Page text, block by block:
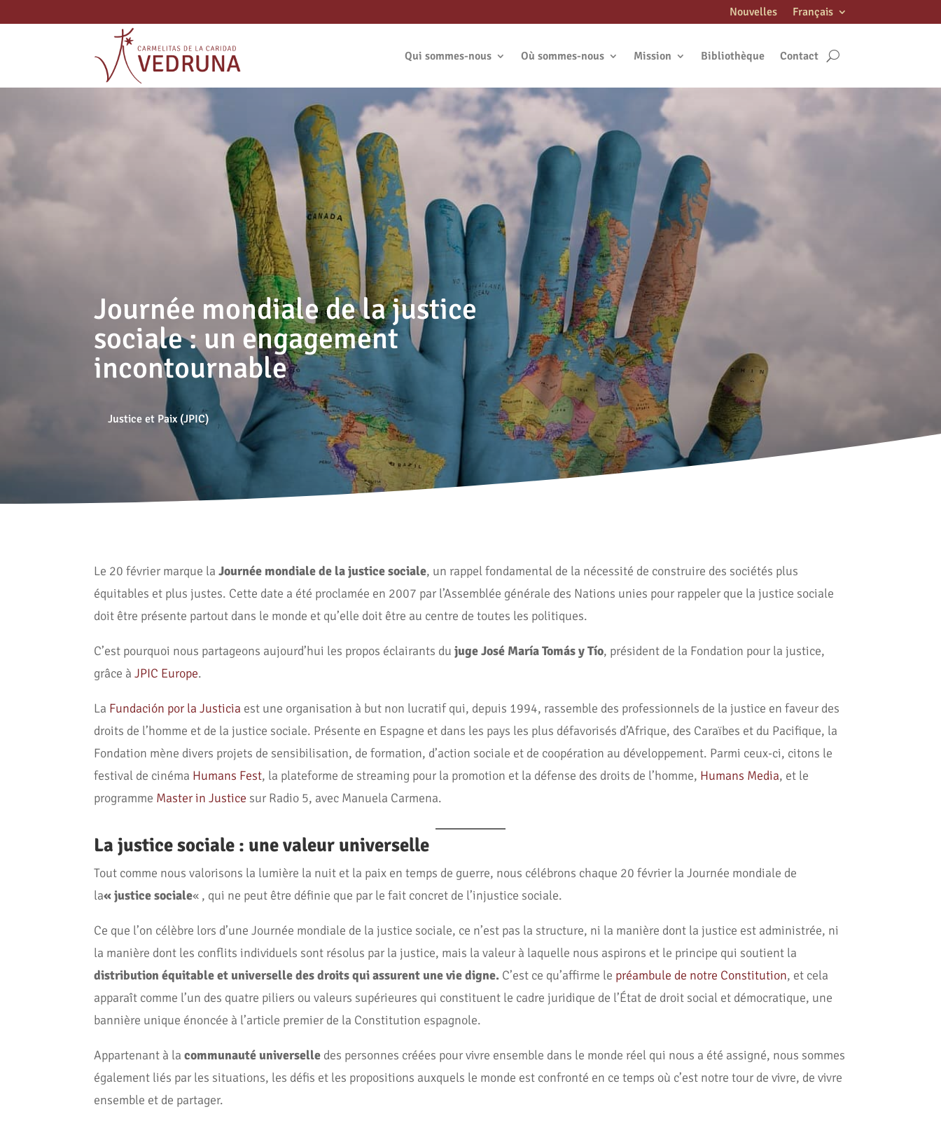
Nouvelles Français
Qui sommes-nous Où sommes-nous Mission Bibliothèque Contact
Journée mondiale de la justice
sociale : un engagement
incontournable
Justice et Paix (JPIC)
Le 20 février marque laJournée mondiale de la justice sociale, un rappel fondamental de la nécessité de construire des sociétés plus
équitables et plus justes. Cette date a été proclamée en 2007 par l’Assemblée générale des Nations unies pour rappeler que la justice sociale
doit être présente partout dans le monde et qu’elle doit être au centre de toutes les politiques.
C’est pourquoi nous partageons aujourd’hui les propos éclairants dujuge José María Tomás y Tío, président de la Fondation pour la justice,
grâce àJPIC Europe.
La Fundación por la Justicia est une organisation à but non lucratif qui, depuis 1994, rassemble des professionnels de la justice en faveur des
droits de l’homme et de la justice sociale. Présente en Espagne et dans les pays les plus défavorisés d’Afrique, des Caraïbes et du Pacifique, la
Fondation mène divers projets de sensibilisation, de formation, d’action sociale et de coopération au développement. Parmi ceux-ci, citons le
festival de cinéma Humans Fest, la plateforme de streaming pour la promotion et la défense des droits de l’homme, Humans Media, et le
programme Master in Justice sur Radio 5, avec Manuela Carmena.
La justice sociale : une valeur universelle
Tout comme nous valorisons la lumière la nuit et la paix en temps de guerre, nous célébrons chaque 20 février la Journée mondiale de
la« justice sociale« , qui ne peut être définie que par le fait concret de l’injustice sociale.
Ce que l’on célèbre lors d’une Journée mondiale de la justice sociale, ce n’est pas la structure, ni la manière dont la justice est administrée, ni
la manière dont les conflits individuels sont résolus par la justice, mais la valeur à laquelle nous aspirons et le principe qui soutient la
distribution équitable et universelle des droits qui assurent une vie digne. C’est ce qu’affirme le préambule de notre Constitution, et cela
apparaît comme l’un des quatre piliers ou valeurs supérieures qui constituent le cadre juridique de l’État de droit social et démocratique, une
bannière unique énoncée à l’article premier de la Constitution espagnole.
Appartenant à lacommunauté universelle des personnes créées pour vivre ensemble dans le monde réel qui nous a été assigné, nous sommes
également liés par les situations, les défis et les propositions auxquels le monde est confronté en ce temps où c’est notre tour de vivre, de vivre
ensemble et de partager.